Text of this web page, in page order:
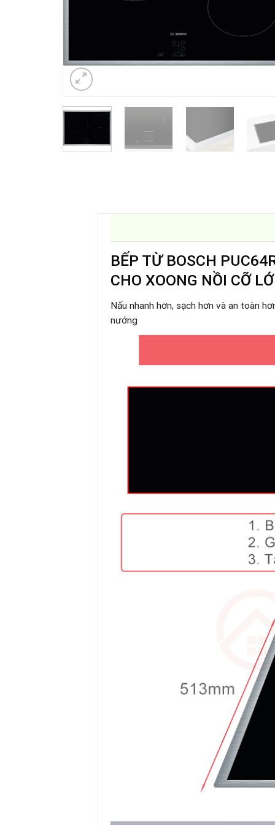
BẾP TỪ BOSCH
CHO XOONG NỒI CỠ
Nấu nhanh hơn, sạch hơn và an toàn
nướng